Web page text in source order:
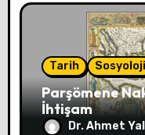
Tarih Sosyoloji
Parşömene
İhtişam
Dr. Ahmet